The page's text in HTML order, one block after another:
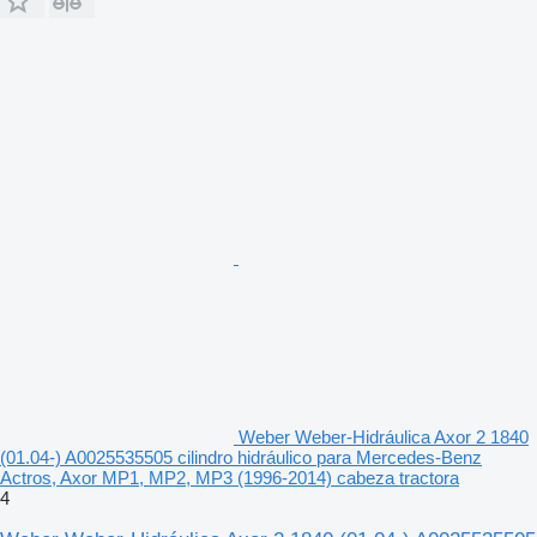
Weber Weber-Hidráulica Axor 2 1840
(01.04-) A0025535505 cilindro hidráulico para Mercedes-Benz
Actros, Axor MP1, MP2, MP3 (1996-2014) cabeza tractora
4